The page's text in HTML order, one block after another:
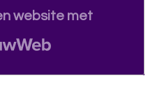
website met